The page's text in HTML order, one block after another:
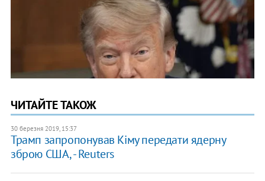
ЧИТАЙТЕ ТАКОЖ
30 березня 2019, 15:37
Трамп запропонував Кіму передати ядерну
зброю США, - Reuters